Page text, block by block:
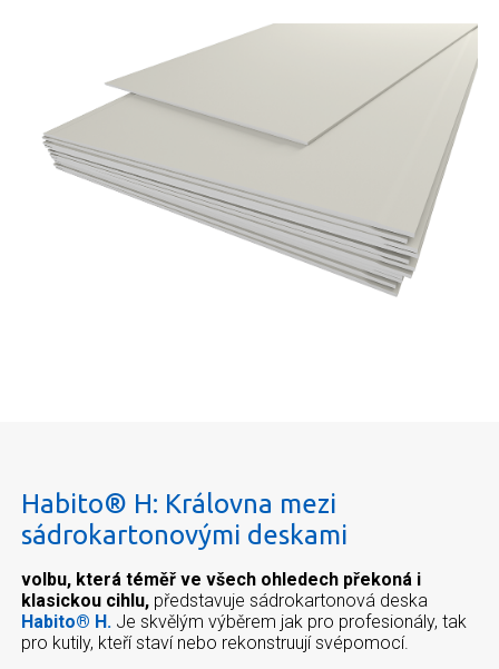
Habito® H: Královna mezi
sádrokartonovými deskami
volbu, která téměř ve všech ohledech překoná i
klasickou cihlu, představuje sádrokartonová deska
Habito® H. Je skvělým výběrem jak pro profesionály, tak
pro kutily, kteří staví nebo rekonstruují svépomocí.